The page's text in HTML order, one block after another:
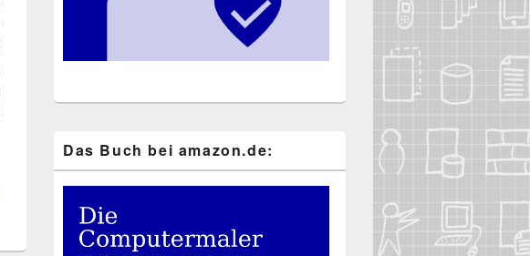
Das Buch bei ama​zon​.de: